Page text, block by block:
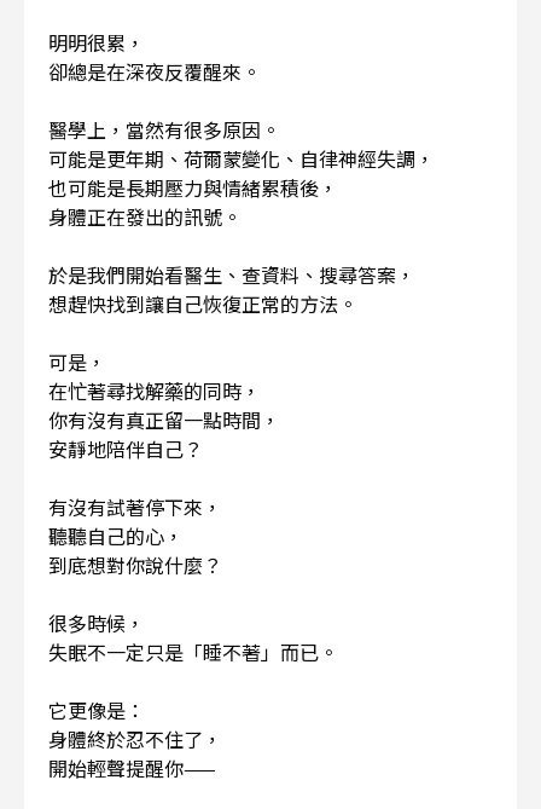
明明很累，
卻總是在深夜反覆醒來。
醫學上，當然有很多原因。
可能是更年期、荷爾蒙變化、自律神經失調，
也可能是長期壓力與情緒累積後，
身體正在發出的訊號。
於是我們開始看醫生、查資料、搜尋答案，
想趕快找到讓自己恢復正常的方法。
可是，
在忙著尋找解藥的同時，
你有沒有真正留一點時間，
安靜地陪伴自己？
有沒有試著停下來，
聽聽自己的心，
到底想對你說什麼？
很多時候，
失眠不一定只是「睡不著」而已。
它更像是：
身體終於忍不住了，
開始輕聲提醒你——